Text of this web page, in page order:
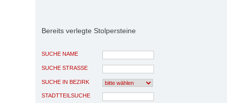
Bereits verlegte Stolpersteine
SUCHE NAME
SUCHE STRASSE
SUCHE IN BEZIRK
STADTTEILSUCHE